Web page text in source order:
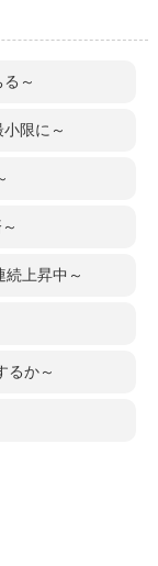
～
限に～
上昇中～
るか～